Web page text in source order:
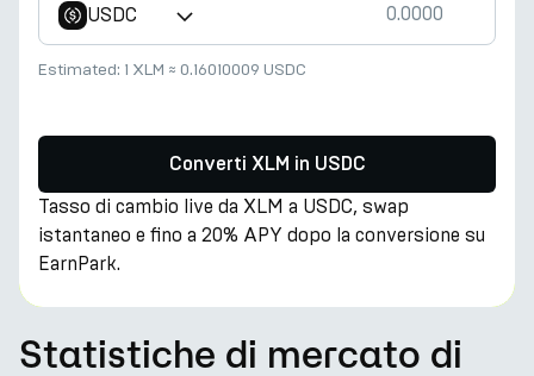
USDC
Estimated: 1 XLM ≈ 0.16010009 USDC
Converti XLM in USDC
Tasso di cambio live da XLM a USDC, swap
istantaneo e fino a 20% APY dopo la conversione su
EarnPark.
Statistiche di mercato di